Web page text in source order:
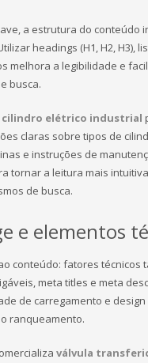
a estrutura do conteúdo
headings (H1, H2, H3),
melhora a legibilidade e
busca.
cilindro elétrico industrial
claras sobre tipos de
e instruções de
tornar a leitura mais
de busca.
e elementos
conteúdo: fatores técnicos
meta titles e meta
de carregamento e
ranqueamento.
válvula